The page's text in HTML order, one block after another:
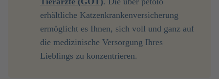
erhältliche Katzenkrankenversicherung
ermöglicht es Ihnen, sich voll und ganz auf
die medizinische Versorgung Ihres
Lieblings zu konzentrieren.